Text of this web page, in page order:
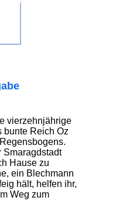
vierzehnjährige
bunte Reich Oz
Smaragdstadt
Hause zu
ein Blechmann
hält, helfen ihr,
Weg zum